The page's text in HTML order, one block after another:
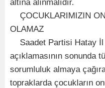
altına alınmalıdır.
ÇOCUKLARIMIZIN
OLAMAZ
Saadet Partisi Hatay İl
açıklamasının sonunda
sorumluluk almaya
topraklarda çocukların